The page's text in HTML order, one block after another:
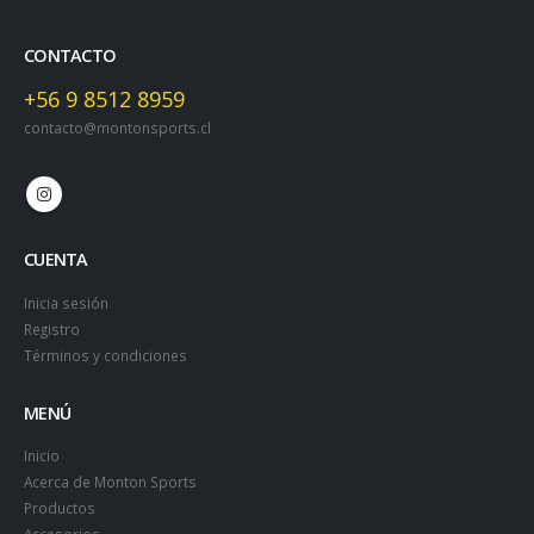
CONTACTO
+56 9 8512 8959
contacto@montonsports.cl
CUENTA
Inicia sesión
Registro
Términos y condiciones
MENÚ
Inicio
Acerca de Monton Sports
Productos